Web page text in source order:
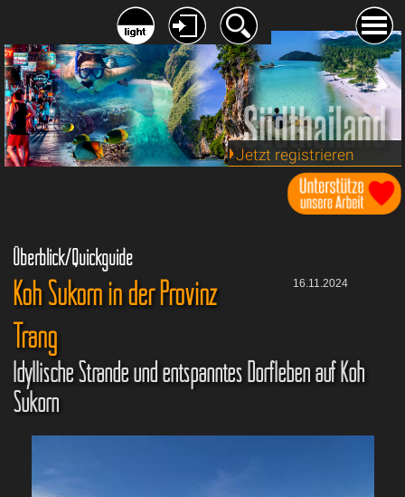
Jetzt registrieren
Überblick/Quickguide
16.11.2024
Koh Sukorn in der Provinz
Trang
Idyllische Strände und entspanntes Dorfleben auf Koh
Sukorn